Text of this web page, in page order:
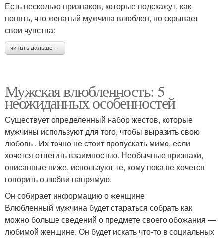
Есть несколько признаков, которые подскажут, как
понять, что женатый мужчина влюблен, но скрывает
свои чувства:
читать дальше →
Мужская влюбленность: 5
неожиданных особенностей
Существует определенный набор жестов, которые
мужчины используют для того, чтобы выразить свою
любовь . Их точно не стоит пропускать мимо, если
хочется ответить взаимностью. Необычные признаки,
описанные ниже, используют те, кому пока не хочется
говорить о любви напрямую.
Он собирает информацию о женщине
Влюбленный мужчина будет стараться собрать как
можно больше сведений о предмете своего обожания —
любимой женщине. Он будет искать что-то в социальных